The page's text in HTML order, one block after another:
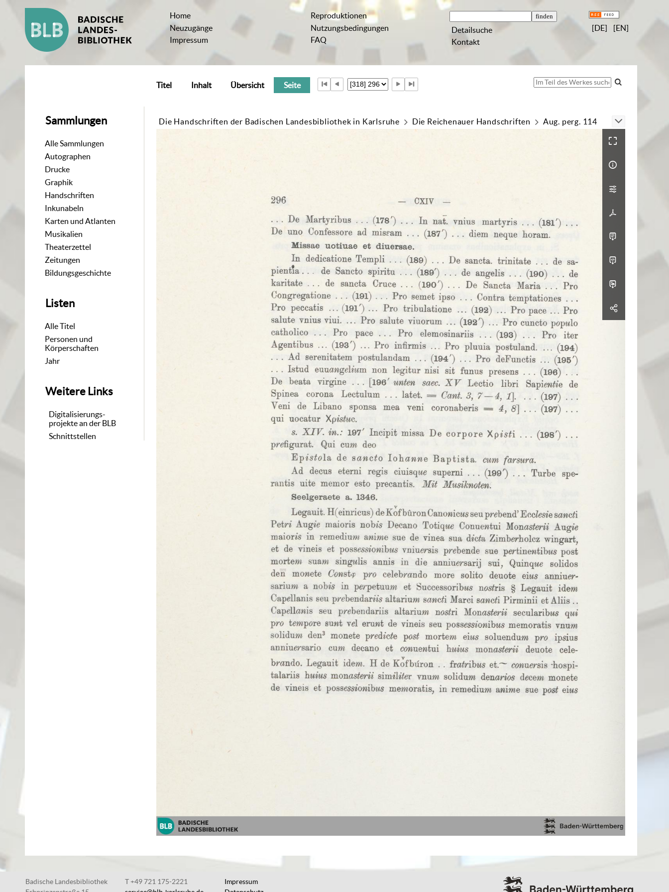
Home
Neuzugänge
Impressum
Reproduktionen
Nutzungsbedingungen
FAQ
Detailsuche
Kontakt
[DE] [EN]
Sammlungen
Alle Sammlungen
Autographen
Drucke
Graphik
Handschriften
Inkunabeln
Karten und Atlanten
Musikalien
Theaterzettel
Zeitungen
Bildungsgeschichte
Listen
Alle Titel
Personen und
Körperschaften
Jahr
Weitere Links
Digitalisierungs-
projekte an der BLB
Schnittstellen
Titel Inhalt Übersicht Seite
Die Handschriften der Badischen Landesbibliothek in Karlsruhe Die Reichenauer Handschriften Aug. perg. 114
Badische Landesbibliothek
T +49 721 175-2221
Impressum